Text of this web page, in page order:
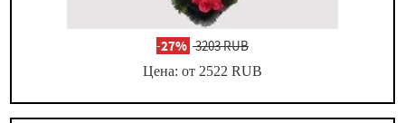
-27% 3203 RUB
Цена: от 2522 RUB